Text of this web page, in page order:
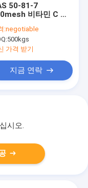
50-81-7
비타민 C 아
:negotiable
500kgs
가격 받기
지금 연락
시오.